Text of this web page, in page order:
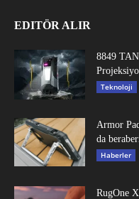
EDITÖR ALIR
8849
Teknoloji
Armor
da
Haberler
RugOne